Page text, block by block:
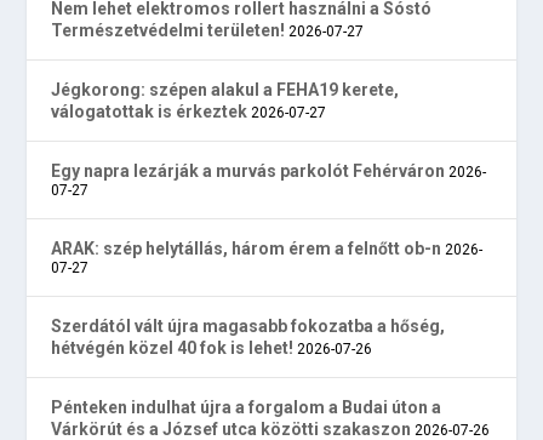
Nem lehet elektromos rollert használni a Sóstó
Természetvédelmi területen! 2026-07-27
Jégkorong: szépen alakul a FEHA19 kerete,
válogatottak is érkeztek 2026-07-27
Egy napra lezárják a murvás parkolót Fehérváron 2026-
07-27
ARAK: szép helytállás, három érem a felnőtt ob-n 2026-
07-27
Szerdától vált újra magasabb fokozatba a hőség,
hétvégén közel 40 fok is lehet! 2026-07-26
Pénteken indulhat újra a forgalom a Budai úton a
Várkörút és a József utca közötti szakaszon 2026-07-26